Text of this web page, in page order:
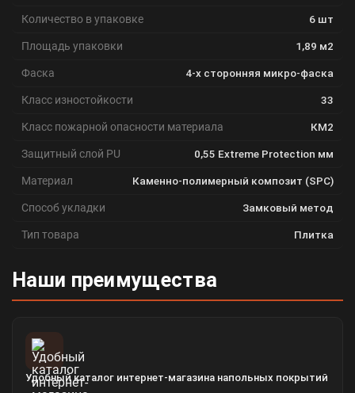
Количество в упаковке 6 шт
Площадь упаковки 1,89 м2
Фаска 4-х сторонняя микро-фаска
Класс изностойкости 33
Класс пожарной опасности материала КМ2
Защитный слой PU 0,55 Extreme Protection мм
Материал Каменно-полимерный композит (SPC)
Способ укладки Замковый метод
Тип товара Плитка
Наши преимущества
Удобный каталог интернет-магазина напольных покрытий